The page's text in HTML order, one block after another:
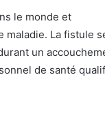
le monde et
maladie. La fistule
un
de santé